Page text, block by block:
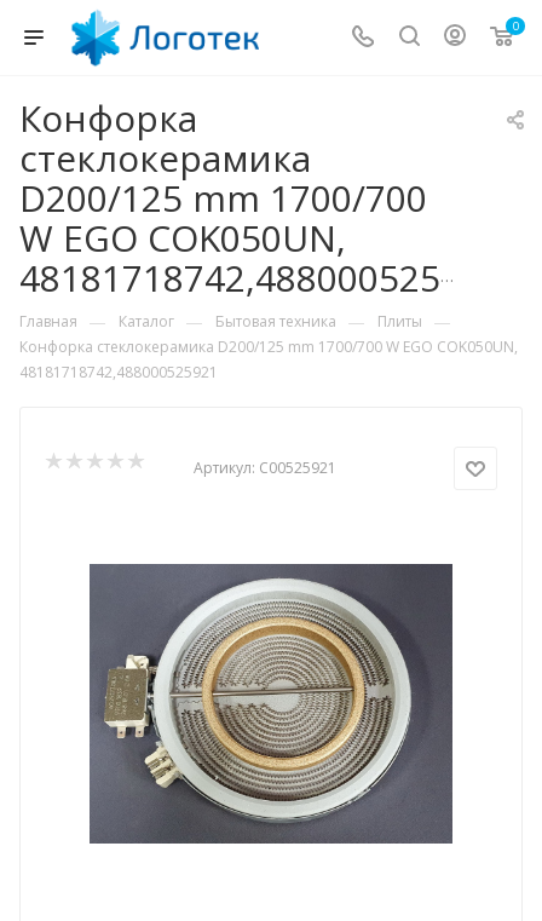
0
Конфорка
стеклокерамика
D200/125 mm 1700/700
W EGO COK050UN,
48181718742,488000525921
Главная — Каталог — Бытовая техника — Плиты —
Конфорка стеклокерамика D200/125 mm 1700/700 W EGO COK050UN,
48181718742,488000525921
Артикул: С00525921